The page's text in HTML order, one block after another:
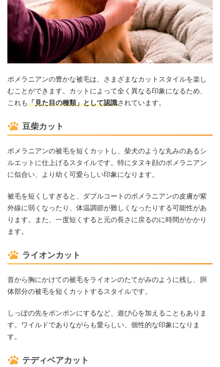
ポメラニアンの豊かな被毛は、さまざまなカットスタイルを楽し
むことができます。カットによって全く異なる印象になるため、
これも「見た目の種類」として認識されています。
豆柴カット
ポメラニアンの被毛を短くカットし、柴犬のような丸みのあるシ
ルエットに仕上げるスタイルです。特にタヌキ顔のポメラニアン
に似合い、より幼く可愛らしい印象になります。
被毛を短くしすぎると、ダブルコートのポメラニアンの皮膚が紫
外線に弱くなったり、体温調節が難しくなったりする可能性があ
ります。また、一度短くすると元の長さに戻るのに時間がかかり
ます。
ライオンカット
首から胸にかけての被毛をライオンのたてがみのように残し、胴
体部分の被毛を短くカットするスタイルです。
しっぽの先をポンポンにするなど、遊び心を加えることもありま
す。ワイルドでありながらも愛らしい、個性的な印象になりま
す。
テディベアカット